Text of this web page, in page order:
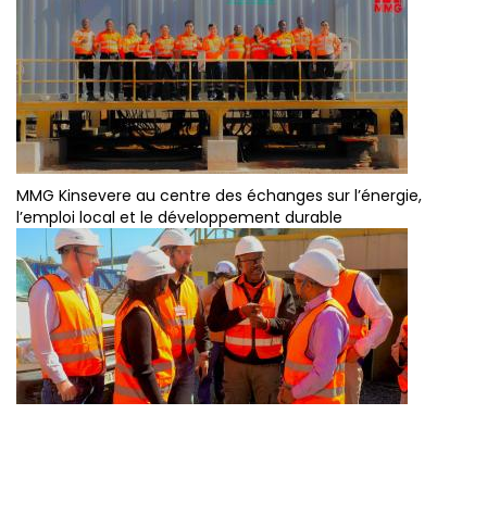
MMG Kinsevere au centre des échanges sur l’énergie,
l’emploi local et le développement durable